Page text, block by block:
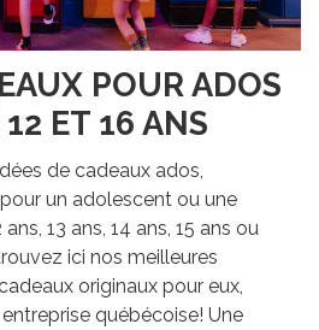
POUR ADOS
ET 16 ANS
de cadeaux ados,
un adolescent ou une
13 ans, 14 ans, 15 ans ou
ici nos meilleures
originaux pour eux,
québécoise! Une